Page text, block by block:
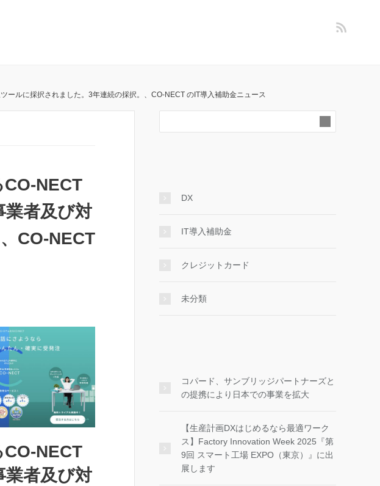
ールに採択されました。3年連続の採択。、CO-NECT のIT導入補助金ニュース
NECT
業者及び対
CO-NECT
NECT
業者及び対
DX
IT導入補助金
クレジットカード
未分類
コパード、サンブリッジパートナーズと
の提携により日本での事業を拡大
【生産計画DXはじめるなら最適ワーク
ス】Factory Innovation Week 2025『第
9回 スマート工場 EXPO（東京）』に出
展します